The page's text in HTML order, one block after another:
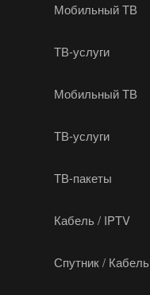
Мобильный ТВ
ТВ-услуги
Мобильный ТВ
ТВ-услуги
ТВ-пакеты
Кабель / IPTV
Спутник / Кабель